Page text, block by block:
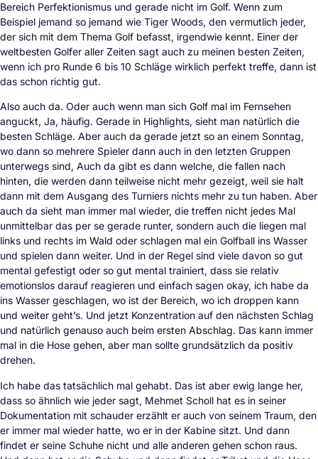
Bereich Perfektionismus und gerade nicht im Golf. Wenn zum
Beispiel jemand so jemand wie Tiger Woods, den vermutlich jeder,
der sich mit dem Thema Golf befasst, irgendwie kennt. Einer der
weltbesten Golfer aller Zeiten sagt auch zu meinen besten Zeiten,
wenn ich pro Runde 6 bis 10 Schläge wirklich perfekt treffe, dann ist
das schon richtig gut.
Also auch da. Oder auch wenn man sich Golf mal im Fernsehen
anguckt, Ja, häufig. Gerade in Highlights, sieht man natürlich die
besten Schläge. Aber auch da gerade jetzt so an einem Sonntag,
wo dann so mehrere Spieler dann auch in den letzten Gruppen
unterwegs sind, Auch da gibt es dann welche, die fallen nach
hinten, die werden dann teilweise nicht mehr gezeigt, weil sie halt
dann mit dem Ausgang des Turniers nichts mehr zu tun haben. Aber
auch da sieht man immer mal wieder, die treffen nicht jedes Mal
unmittelbar das per se gerade runter, sondern auch die liegen mal
links und rechts im Wald oder schlagen mal ein Golfball ins Wasser
und spielen dann weiter. Und in der Regel sind viele davon so gut
mental gefestigt oder so gut mental trainiert, dass sie relativ
emotionslos darauf reagieren und einfach sagen okay, ich habe da
ins Wasser geschlagen, wo ist der Bereich, wo ich droppen kann
und weiter geht’s. Und jetzt Konzentration auf den nächsten Schlag
und natürlich genauso auch beim ersten Abschlag. Das kann immer
mal in die Hose gehen, aber man sollte grundsätzlich da positiv
drehen.
Ich habe das tatsächlich mal gehabt. Das ist aber ewig lange her,
dass so ähnlich wie jeder sagt, Mehmet Scholl hat es in seiner
Dokumentation mit schauder erzählt er auch von seinem Traum, den
er immer mal wieder hatte, wo er in der Kabine sitzt. Und dann
findet er seine Schuhe nicht und alle anderen gehen schon raus.